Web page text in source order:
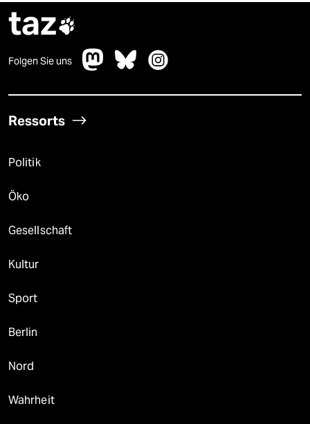
taz
Folgen Sie uns
Ressorts
Politik
Öko
Gesellschaft
Kultur
Sport
Berlin
Nord
Wahrheit